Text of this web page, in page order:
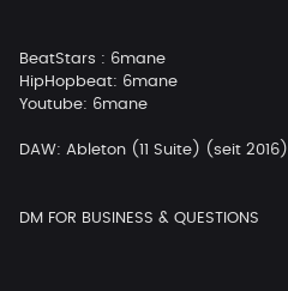
BeatStars : 6mane
HipHopbeat: 6mane
Youtube: 6mane
DAW: Ableton (11 Suite) (seit 2016)
DM FOR BUSINESS & QUESTIONS